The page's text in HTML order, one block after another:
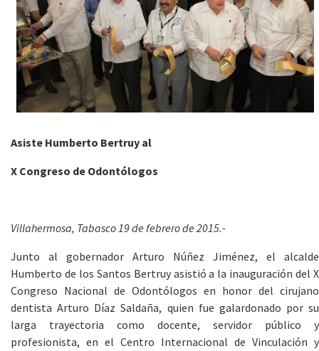
Asiste Humberto Bertruy al
X Congreso de Odontólogos
Villahermosa, Tabasco 19 de febrero de 2015.-
Junto al gobernador Arturo Núñez Jiménez, el alcalde
Humberto de los Santos Bertruy asistió a la inauguración del X
Congreso Nacional de Odontólogos en honor del cirujano
dentista Arturo Díaz Saldaña, quien fue galardonado por su
larga trayectoria como docente, servidor público y
profesionista, en el Centro Internacional de Vinculación y